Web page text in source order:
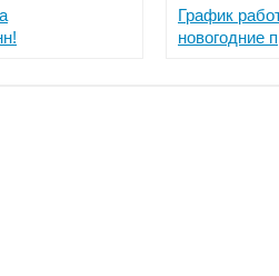
График
новогодние